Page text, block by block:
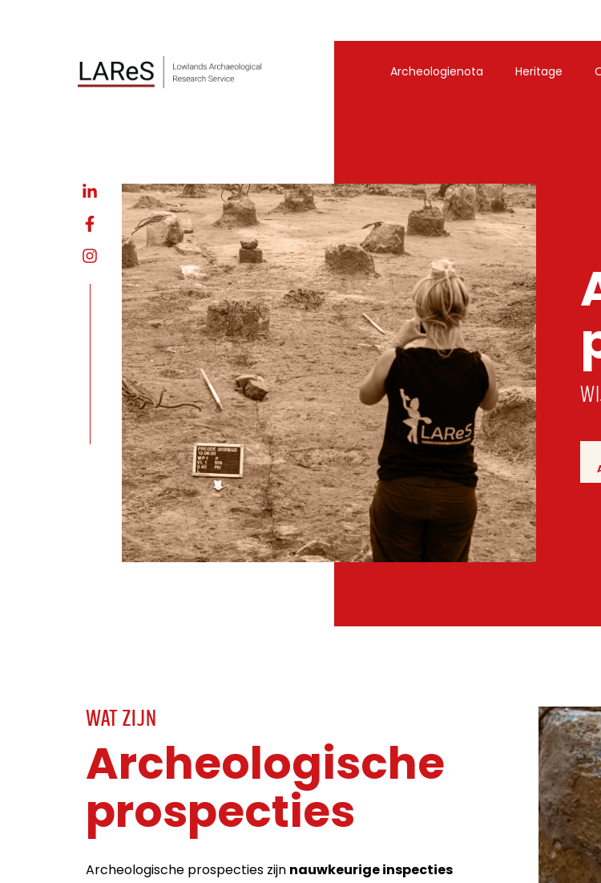
Archeologienota Heritage
WAT ZIJN
Archeologische
prospecties
Archeologische prospecties zijn nauwkeurige inspecties